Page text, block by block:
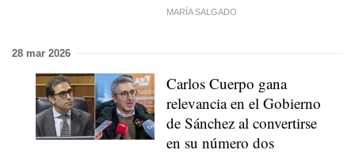
MARÍA SALGADO
28 mar 2026
Carlos Cuerpo gana
relevancia en el Gobierno
de Sánchez al convertirse
en su número dos